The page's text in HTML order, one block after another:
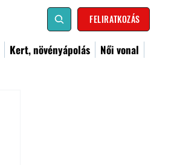
FELIRATKOZÁS
Kert, növényápolás
Női vonal